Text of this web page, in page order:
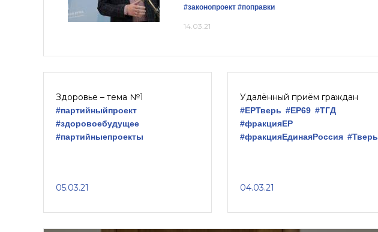
#законопроект #поправки
14.03.21
Здоровье – тема №1
#партийныйпроект
#здоровоебудущее
#партийныепроекты
05.03.21
Удалённый приём граждан
#ЕРТверь #ЕР69 #ТГД
#фракцияЕР
#фракцияЕдинаяРоссия #Тверь
04.03.21